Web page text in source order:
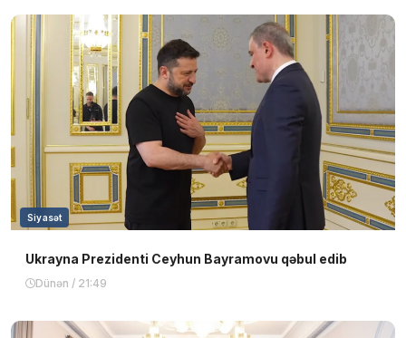
Siyasət
Ukrayna Prezidenti Ceyhun Bayramovu qəbul edib
Dünən / 21:49